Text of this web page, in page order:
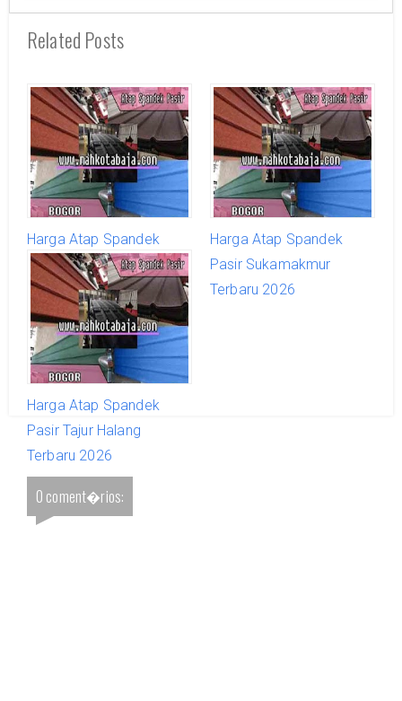
Related Posts
Harga Atap Spandek
Pasir Sukajaya Terbaru
2026
Harga Atap Spandek
Pasir Sukamakmur
Terbaru 2026
Harga Atap Spandek
Pasir Tajur Halang
Terbaru 2026
0 coment�rios: